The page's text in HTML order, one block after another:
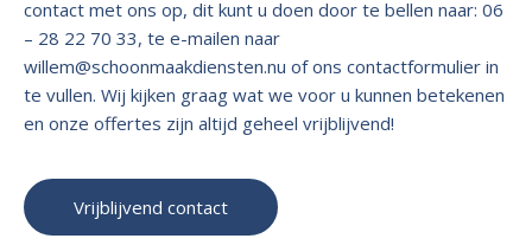
contact met ons op, dit kunt u doen door te bellen naar: 06
– 28 22 70 33, te e-mailen naar
willem@schoonmaakdiensten.nu of ons contactformulier in
te vullen. Wij kijken graag wat we voor u kunnen betekenen
en onze offertes zijn altijd geheel vrijblijvend!
Vrijblijvend contact